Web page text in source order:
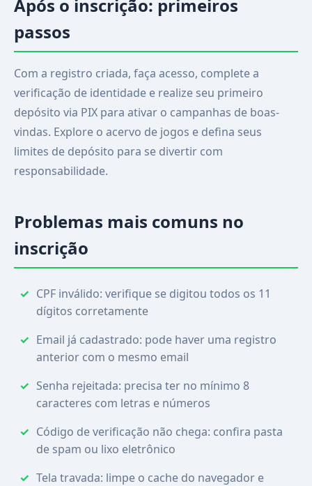
Após o inscrição: primeiros
passos
Com a registro criada, faça acesso, complete a
verificação de identidade e realize seu primeiro
depósito via PIX para ativar o campanhas de boas-
vindas. Explore o acervo de jogos e defina seus
limites de depósito para se divertir com
responsabilidade.
Problemas mais comuns no
inscrição
CPF inválido: verifique se digitou todos os 11
dígitos corretamente
Email já cadastrado: pode haver uma registro
anterior com o mesmo email
Senha rejeitada: precisa ter no mínimo 8
caracteres com letras e números
Código de verificação não chega: confira pasta
de spam ou lixo eletrônico
Tela travada: limpe o cache do navegador e